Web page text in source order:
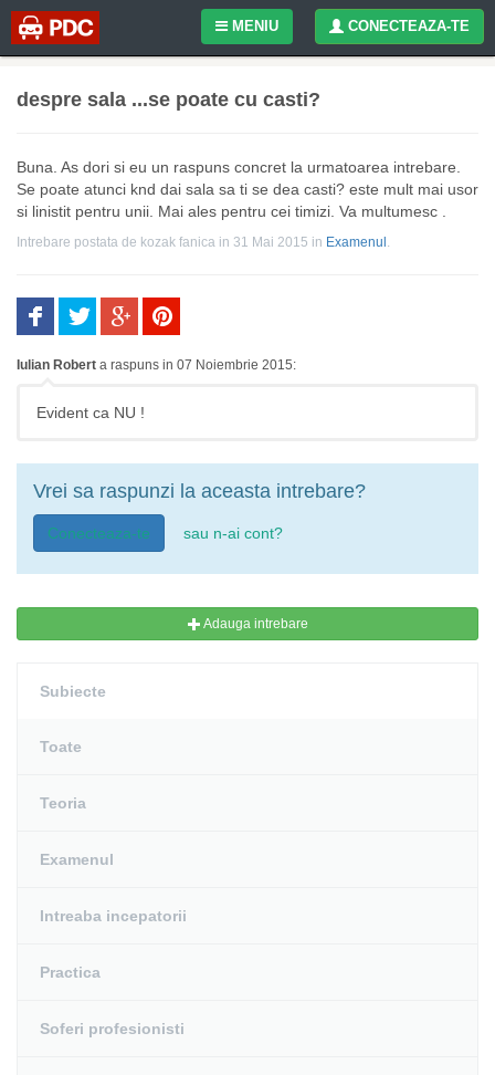
CONECTEAZA-TE
MENIU
despre sala ...se poate cu casti?
Buna. As dori si eu un raspuns concret la urmatoarea intrebare.
Se poate atunci knd dai sala sa ti se dea casti? este mult mai usor
si linistit pentru unii. Mai ales pentru cei timizi. Va multumesc .
Intrebare postata de kozak fanica in 31 Mai 2015 in Examenul .
Iulian Robert a raspuns in 07 Noiembrie 2015:
Evident ca NU !
Vrei sa raspunzi la aceasta intrebare?
Conecteaza-te sau n-ai cont?
Adauga intrebare
Subiecte
Toate
Teoria
Examenul
Intreaba incepatorii
Practica
Soferi profesionisti